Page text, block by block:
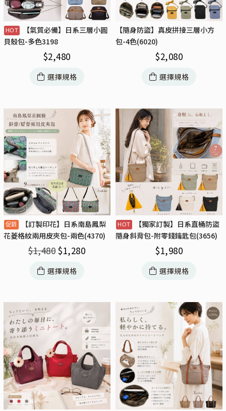
【氣質必備】日系三層小圓
貝殼包-多色3198
$2,480
選擇規格
【隨身防盜】真皮拼接三層小方
包-4色(6020)
$2,080
選擇規格
【訂製印花】日系南島鳳梨
花菱格紋兩用皮夾包-兩色(4370)
$1,480 $1,280
選擇規格
【獨家訂製】日系直桶防盜
隨身斜背包-附零錢鑰匙包(3656)
$1,980
選擇規格